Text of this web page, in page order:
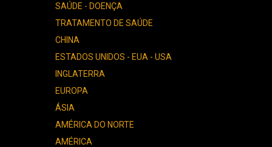
SAÚDE - DOENÇA
TRATAMENTO DE SAÚDE
CHINA
ESTADOS UNIDOS - EUA - USA
INGLATERRA
EUROPA
ÁSIA
AMÉRICA DO NORTE
AMÉRICA